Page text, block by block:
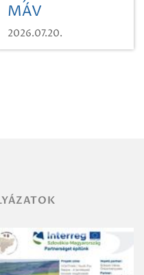
MÁV
Pályaműködtetési
Zrt. Területi
2026.07.20.